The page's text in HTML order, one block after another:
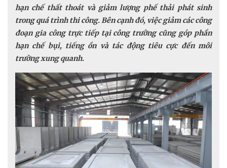
hạn chế thất thoát và giảm lượng phế thải phát sinh
trong quá trình thi công. Bên cạnh đó, việc giảm các công
đoạn gia công trực tiếp tại công trường cũng góp phần
hạn chế bụi, tiếng ồn và tác động tiêu cực đến môi
trường xung quanh.